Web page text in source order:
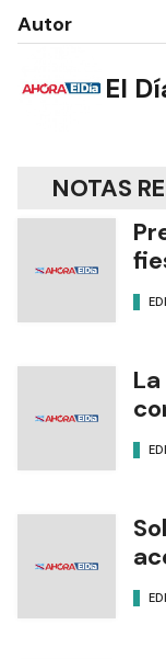
Autor
El
NOTAS